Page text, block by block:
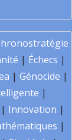
| Échecs |
| Génocide |
|
| Innovation |
|